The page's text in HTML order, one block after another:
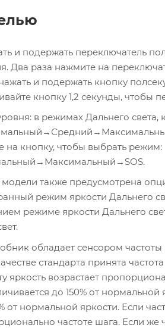
и подержать переключатель
Два раза нажмите на
и подержать кнопку
кнопку 1,2 секунды, чтобы
в режимах Дальнего
кнопку, чтобы выбрать режим:
модели также предусмотрена
режим яркости Дальнего
режиме яркости Дальнего
обладает сенсором
стандарта принята
яркость возрастает
до 150% от
от нормальной яркости. Если
частоте шага. Если же